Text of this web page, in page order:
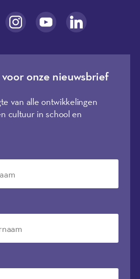
onze nieuwsbrief
van alle ontwikkelingen
cultuur in school en